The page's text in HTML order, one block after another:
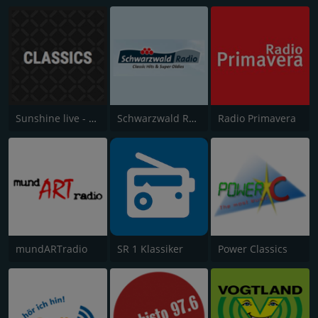
Sunshine live - Classics Schwarzwald Radio Radio Primavera
mundARTradio SR 1 Klassiker Power Classics